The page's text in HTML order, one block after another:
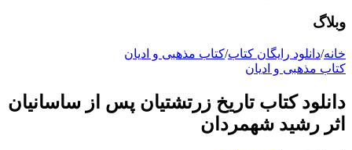
وبلاگ
خانه/دانلود رایگان کتاب/کتاب مذهبی و ادیان
کتاب مذهبی و ادیان
دانلود کتاب تاریخ زرتشتیان پس از ساسانیان
اثر رشید شهمردان